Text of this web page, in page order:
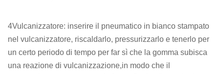
4Vulcanizzatore: inserire il pneumatico in bianco stampato
nel vulcanizzatore, riscaldarlo, pressurizzarlo e tenerlo per
un certo periodo di tempo per far sì che la gomma subisca
una reazione di vulcanizzazione,in modo che il